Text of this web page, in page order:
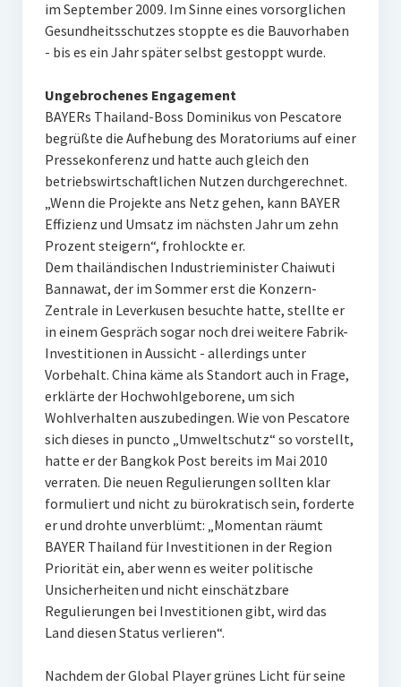
im September 2009. Im Sinne eines vorsorglichen
Gesundheitsschutzes stoppte es die Bauvorhaben
- bis es ein Jahr später selbst gestoppt wurde.
Ungebrochenes Engagement
BAYERs Thailand-Boss Dominikus von Pescatore
begrüßte die Aufhebung des Moratoriums auf einer
Pressekonferenz und hatte auch gleich den
betriebswirtschaftlichen Nutzen durchgerechnet.
„Wenn die Projekte ans Netz gehen, kann BAYER
Effizienz und Umsatz im nächsten Jahr um zehn
Prozent steigern“, frohlockte er.
Dem thailändischen Industrieminister Chaiwuti
Bannawat, der im Sommer erst die Konzern-
Zentrale in Leverkusen besuchte hatte, stellte er
in einem Gespräch sogar noch drei weitere Fabrik-
Investitionen in Aussicht - allerdings unter
Vorbehalt. China käme als Standort auch in Frage,
erklärte der Hochwohlgeborene, um sich
Wohlverhalten auszubedingen. Wie von Pescatore
sich dieses in puncto „Umweltschutz“ so vorstellt,
hatte er der Bangkok Post bereits im Mai 2010
verraten. Die neuen Regulierungen sollten klar
formuliert und nicht zu bürokratisch sein, forderte
er und drohte unverblümt: „Momentan räumt
BAYER Thailand für Investitionen in der Region
Priorität ein, aber wenn es weiter politische
Unsicherheiten und nicht einschätzbare
Regulierungen bei Investitionen gibt, wird das
Land diesen Status verlieren“.
Nachdem der Global Player grünes Licht für seine